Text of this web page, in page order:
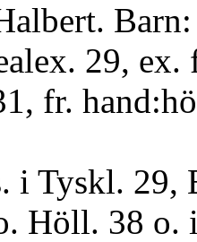
29, ex.
fr.
i Tyskl. 29,
Höll. 38 o.